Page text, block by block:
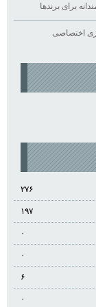
۲۷۶
۱۹۷
۰
۰
۶
۰